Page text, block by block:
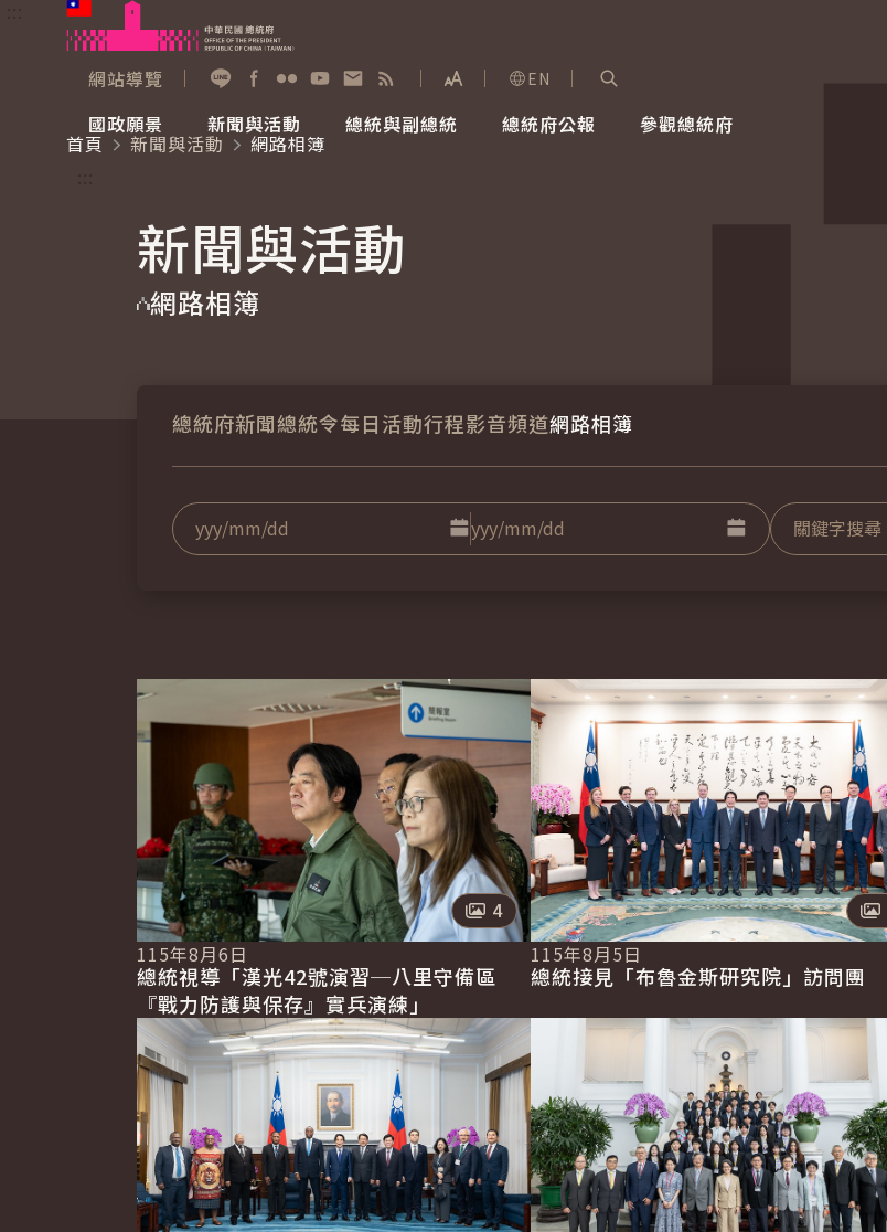
跳到主要內容
網站導覽
展開字級選單
EN
國政願景
國家氣候變遷對策委員會
重要談話
新聞與活動
總統府新聞
影音頻道
總統與副總統
賴清德總統
總統府公報 參觀總統府
參觀資訊
首頁
新聞與活動
網路相簿
新聞與活動
網路相簿
總統府新聞總統令每日活動行程影音頻道網路相簿
日期
點擊選擇日期起日
至
點擊選擇日期迄日
關鍵字
照片數量
4
115年8月6日
總統視導「漢光42號演習─八里守備區
『戰力防護與保存』實兵演練」
115年8月5日
總統接見「布魯金斯研究院」訪問團